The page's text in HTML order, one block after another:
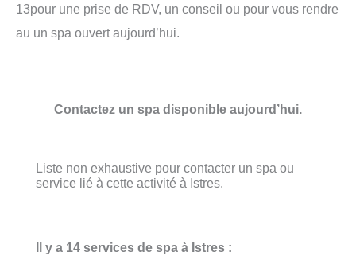
13pour une prise de RDV, un conseil ou pour vous rendre
au un spa ouvert aujourd’hui.
Contactez un spa disponible aujourd’hui.
Liste non exhaustive pour contacter un spa ou
service lié à cette activité à Istres.
Il y a 14 services de spa à Istres :